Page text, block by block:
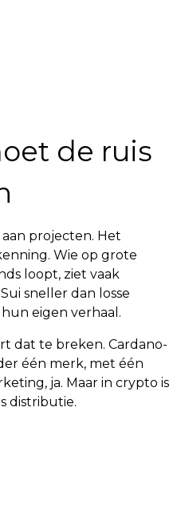
de ruis
projecten. Het
Wie op grote
loopt, ziet vaak
sneller dan losse
eigen verhaal.
dat te breken. Cardano-
één merk, met één
ja. Maar in crypto is
distributie.